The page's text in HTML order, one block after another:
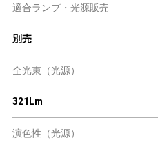
適合ランプ・光源販売
別売
全光束（光源）
321Lm
演色性（光源）